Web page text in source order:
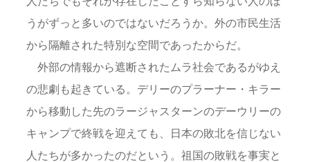
うがずっと多いのではないだろうか。外の市民生活
から隔離された特別な空間であったからだ。
外部の情報から遮断されたムラ社会であるがゆえ
の悲劇も起きている。デリーのプラーナー・キラー
から移動した先のラージャスターンのデーウリーの
キャンプで終戦を迎えても、日本の敗北を信じない
人たちが多かったのだという。祖国の敗戦を事実と